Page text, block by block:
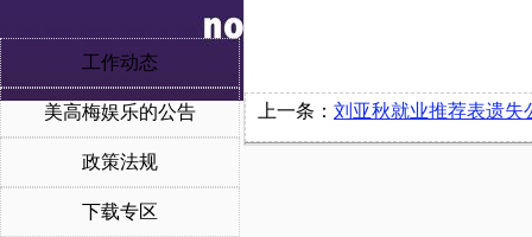
工作动态
美高梅娱乐的公告
政策法规
下载专区
上一条： 刘亚秋就业推荐表遗失